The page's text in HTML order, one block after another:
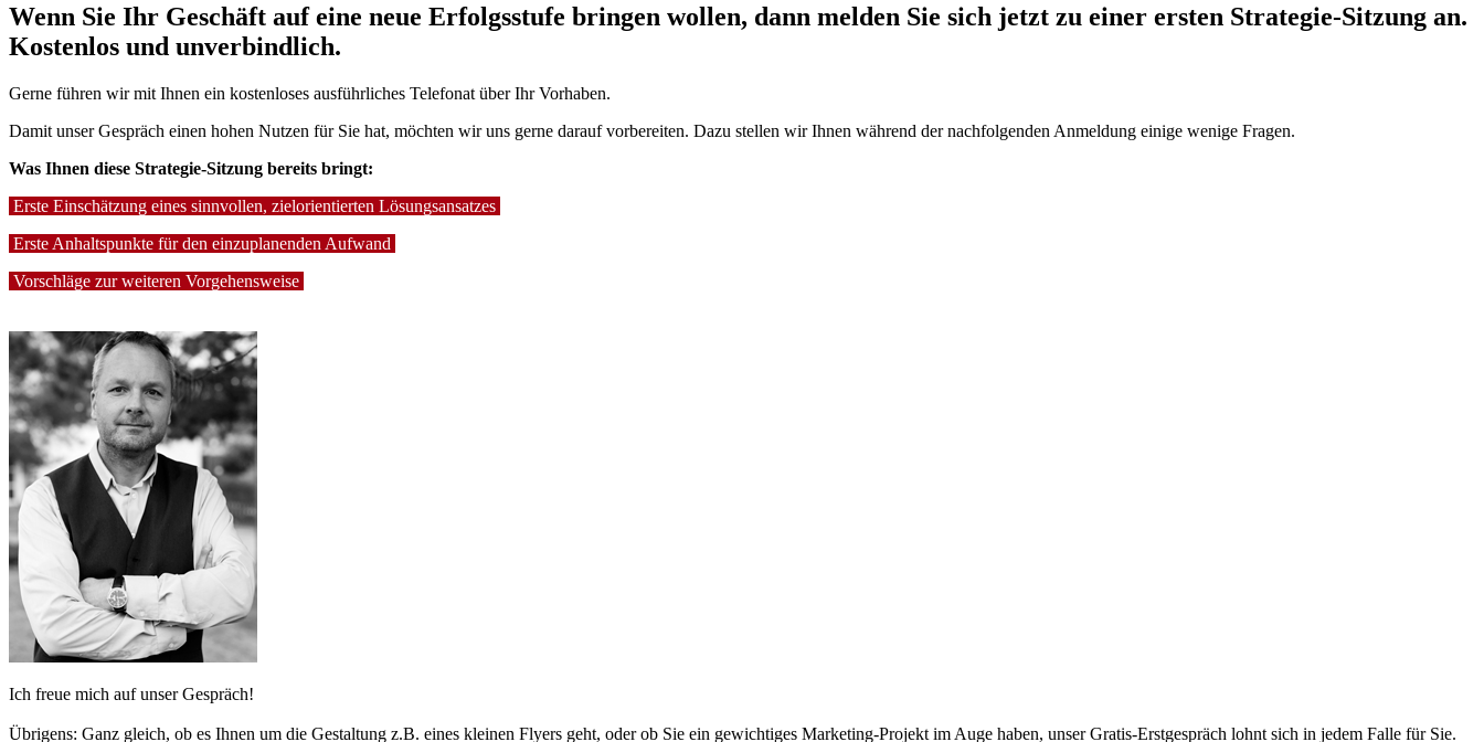
Wenn Sie Ihr Geschäft auf eine neue Erfolgsstufe bringen wollen, dann melden Sie sich jetzt zu einer ersten Strategie-Sitzung an.
Kostenlos und unverbindlich.
Gerne führen wir mit Ihnen ein kostenloses ausführliches Telefonat über Ihr Vorhaben.
Damit unser Gespräch einen hohen Nutzen für Sie hat, möchten wir uns gerne darauf vorbereiten. Dazu stellen wir Ihnen während der nachfolgenden Anmeldung einige wenige Fragen.
Was Ihnen diese Strategie-Sitzung bereits bringt:
Erste Einschätzung eines sinnvollen, zielorientierten Lösungsansatzes
Erste Anhaltspunkte für den einzuplanenden Aufwand
Vorschläge zur weiteren Vorgehensweise
Ich freue mich auf unser Gespräch!
Übrigens: Ganz gleich, ob es Ihnen um die Gestaltung z.B. eines kleinen Flyers geht, oder ob Sie ein gewichtiges Marketing-Projekt im Auge haben, unser Gratis-Erstgespräch lohnt sich in jedem Falle für Sie.